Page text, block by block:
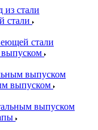
из стали
стали
стали
выпуском
выпуском
выпуском